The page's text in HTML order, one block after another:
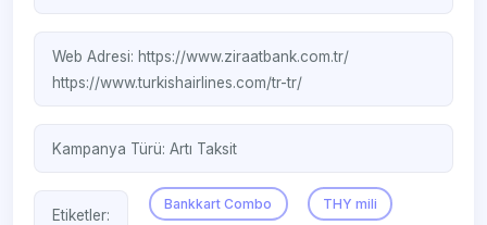
Web Adresi:https://www.ziraatbank.com.tr/
https://www.turkishairlines.com/tr-tr/
Kampanya Türü:Artı Taksit
Etiketler:
Bankkart Combo THY mili